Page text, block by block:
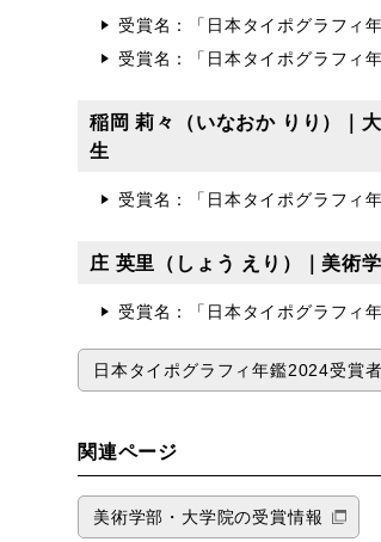
受賞名：「日本タイポグラフィ
受賞名：「日本タイポグラフィ
稲岡 莉々（いなおか りり）｜
生
受賞名：「日本タイポグラフィ
庄 英里（しょう えり）｜美術
受賞名：「日本タイポグラフィ
日本タイポグラフィ年鑑2024受賞者
関連ページ
美術学部・大学院の受賞情報